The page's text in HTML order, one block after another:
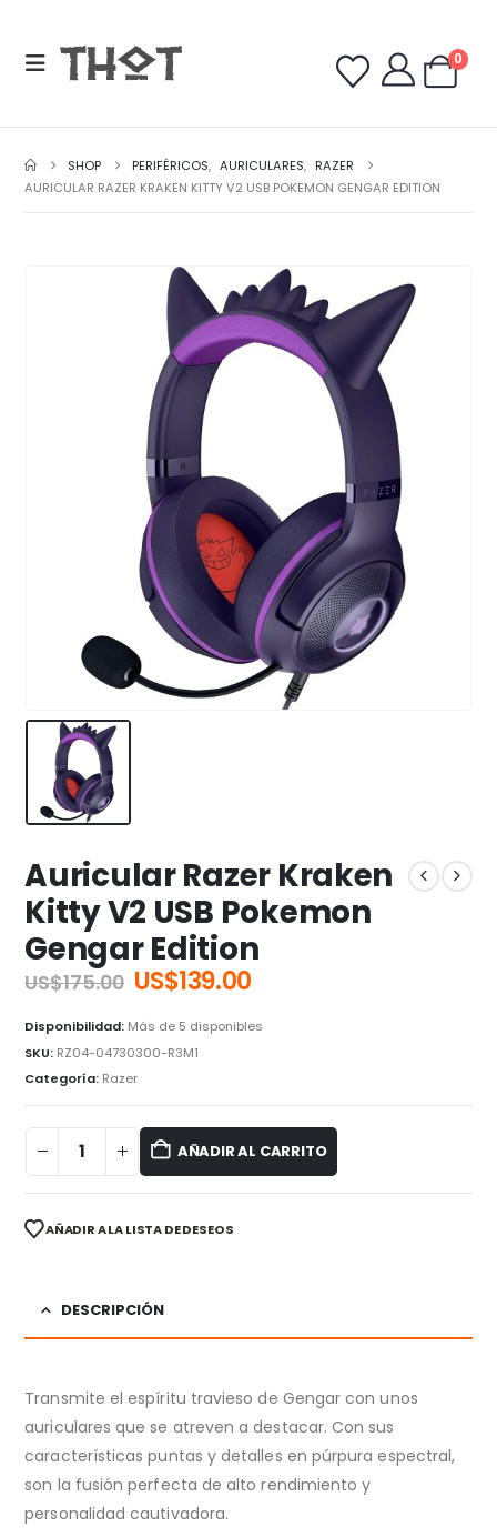
0
SHOP PERIFÉRICOS, AURICULARES, RAZER
AURICULAR RAZER KRAKEN KITTY V2 USB POKEMON GENGAR EDITION
Auricular Razer Kraken
Kitty V2 USB Pokemon
Gengar Edition
US$175.00 El
original
era:
US$175.00.
US$139.00El
actual
Disponibilidad: Más de 5 disponibles
SKU: RZ04-04730300-R3M1
Categoría: Razer
AÑADIR AL CARRITO
AÑADIR A LA LISTA DE DESEOS
DESCRIPCIÓN
Transmite el espíritu travieso de Gengar con unos
auriculares que se atreven a destacar. Con sus
características puntas y detalles en púrpura espectral,
son la fusión perfecta de alto rendimiento y
personalidad cautivadora.